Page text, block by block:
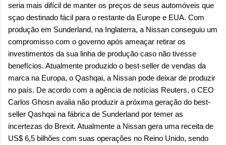
seria mais difícil de manter os preços de seus automóveis que
sçao destinado fácil para o restante da Europe e EUA. Com
produção em Sunderland, na Inglaterra, a Nissan conseguiu um
compromisso com o governo após ameaçar retirar os
investimentos da sua linha de produção caso não tivesse
benefícios. Atualmente produzido o best-seller de vendas da
marca na Europa, o Qashqai, a Nissan pode deixar de produzir
no país. De acordo com a agência de notícias Reuters, o CEO
Carlos Ghosn avalia não produzir a próxima geração do best-
seller Qashqai na fábrica de Sunderland por temer as
incertezas do Brexit. Atualmente a Nissan gera uma receita de
US$ 6,5 bilhões com suas operações no Reino Unido, sendo